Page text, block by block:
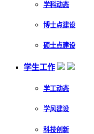
学科动态
博士点建设
硕士点建设
学生工作
学工动态
学风建设
科技创新